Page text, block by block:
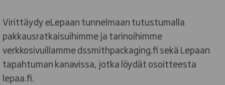
Virittäydy eLepaan tunnelmaan tutustumalla
pakkausratkaisuihimme ja tarinoihimme
verkkosivuillamme dssmithpackaging.fi sekä Lepaan
tapahtuman kanavissa, jotka löydät osoitteesta
lepaa.fi.